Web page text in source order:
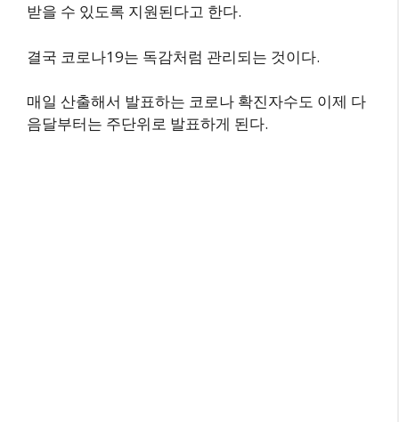
받을 수 있도록 지원된다고 한다.
결국 코로나19는 독감처럼 관리되는 것이다.
매일 산출해서 발표하는 코로나 확진자수도 이제 다
음달부터는 주단위로 발표하게 된다.